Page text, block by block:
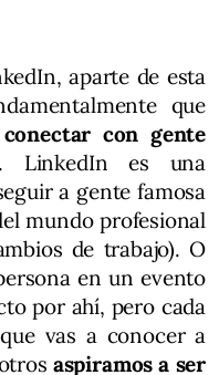
aparte de esta
que
conectar con gente
. LinkedIn es una
a gente famosa
mundo profesional
de trabajo). O
en un evento
por ahí, pero cada
vas a conocer a
aspiramos a ser